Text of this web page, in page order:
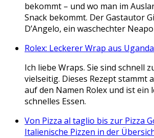
bekommt – und wo man im
Snack bekommt. Der Gastautor
D’Angelo, ein waschechter
Rolex: Leckerer Wrap aus Uganda
Ich liebe Wraps. Sie sind schnell
vielseitig. Dieses Rezept stammt
auf den Namen Rolex und ist ein
schnelles Essen.
Von Pizza al taglio bis zur Pizza
Italienische Pizzen in der